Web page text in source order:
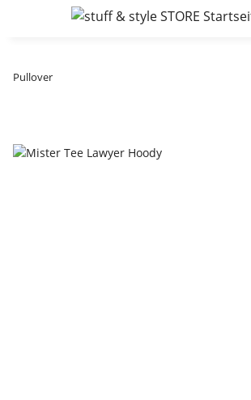
Pullover